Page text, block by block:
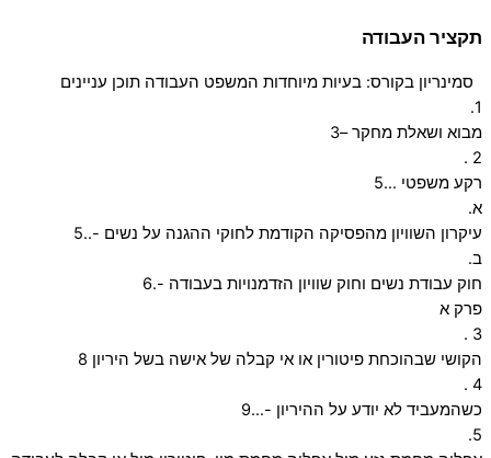
תקציר העבודה
סמינריון בקורס: בעיות מיוחדות המשפט העבודה תוכן עניינים
1.
מבוא ושאלת מחקר –3
2 .
רקע משפטי …5
א.
עיקרון השוויון מהפסיקה הקודמת לחוקי ההגנה על נשים -..5
ב.
חוק עבודת נשים וחוק שוויון הזדמנויות בעבודה -.6
פרק א
3 .
הקושי שבהוכחת פיטורין או אי קבלה של אישה בשל היריון 8
4 .
כשהמעביד לא יודע על ההיריון -…9
5.